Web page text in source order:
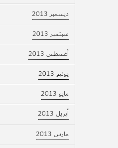
ديسمبر 2013
سبتمبر 2013
أغسطس 2013
يونيو 2013
مايو 2013
أبريل 2013
مارس 2013